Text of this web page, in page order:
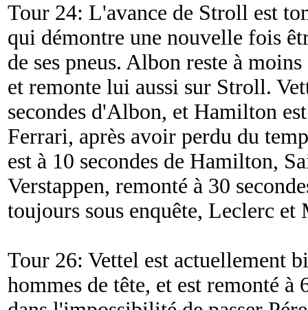
Tour 24: L'avance de Stroll est
qui démontre une nouvelle fois
de ses pneus. Albon reste à
et remonte lui aussi sur Stroll.
secondes d'Albon, et Hamilton
Ferrari, après avoir perdu du
est à 10 secondes de Hamilton,
Verstappen, remonté à 30
toujours sous enquête, Leclerc et
Tour 26: Vettel est actuellement
hommes de tête, et est remonté